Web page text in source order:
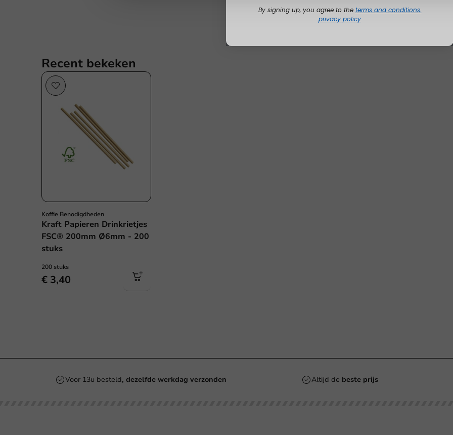
Recent bekeken
Koffie Benodigdheden
Kraft Papieren Drinkrietjes
FSC® 200mm Ø6mm - 200
stuks
200 stuks
€ 3,40
Voor 13u besteld, dezelfde werkdag verzonden Altijd de beste prijs
By signing up, you agree to the terms and conditions.
privacy policy